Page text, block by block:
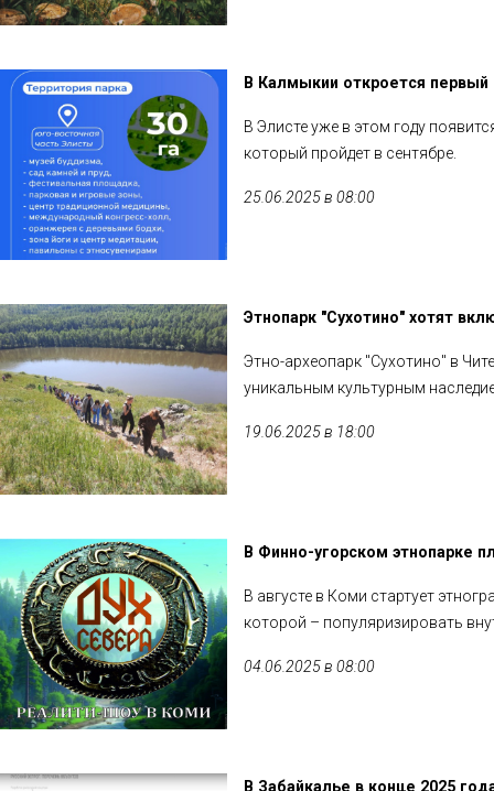
В Калмыкии откроется первый
В Элисте уже в этом году
который пройдет в сентябре.
25.06.2025 в 08:00
Этнопарк "Сухотино" хотят
Этно-археопарк "Сухотино" в
уникальным культурным
19.06.2025 в 18:00
В Финно-угорском этнопарке
В августе в Коми стартует
которой – популяризировать
04.06.2025 в 08:00
В Забайкалье в конце 2025